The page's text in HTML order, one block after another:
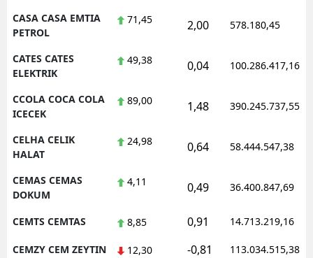
CASA CASA EMTIA
PETROL
71,45 2,00 578.180,45
CATES CATES
ELEKTRIK
49,38 0,04 100.286.417,16
CCOLA COCA COLA
ICECEK
89,00 1,48 390.245.737,55
CELHA CELIK
HALAT
24,98 0,64 58.444.547,38
CEMAS CEMAS
DOKUM
4,11 0,49 36.400.847,69
CEMTS CEMTAS 8,85 0,91 14.713.219,16
CEMZY CEM ZEYTIN 12,30 -0,81 113.034.515,38